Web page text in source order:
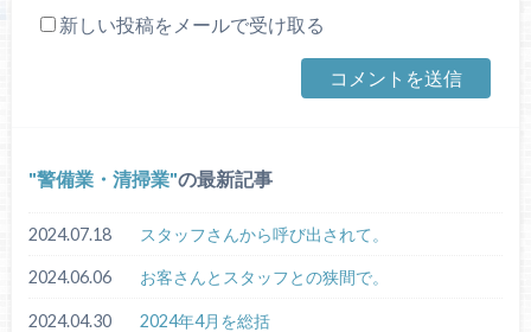
新しい投稿をメールで受け取る
警備業・清掃業 の最新記事
2024.07.18 スタッフさんから呼び出されて。
2024.06.06 お客さんとスタッフとの狭間で。
2024.04.30 2024年4月を総括